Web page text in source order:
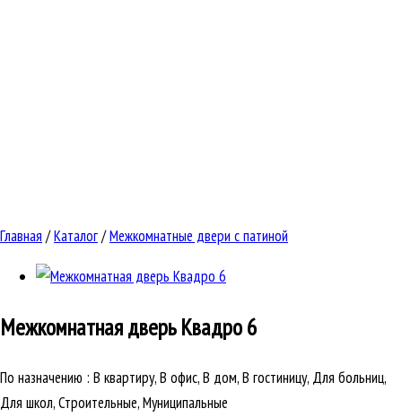
Главная /Каталог/Межкомнатные двери с патиной
Межкомнатная дверь Квадро 6
По назначению : В квартиру, В офис, В дом, В гостиницу, Для больниц,
Для школ, Строительные, Муниципальные